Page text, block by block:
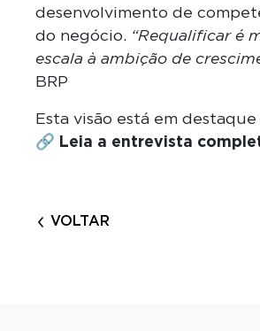
desenvolvimento de
do negócio. “Requalificar é
escala à ambição de
BRP
Esta visão está em
🔗 Leia a entrevista
VOLTAR